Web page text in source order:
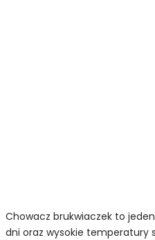
Chowacz brukwiaczek to
dni oraz wysokie temperatury